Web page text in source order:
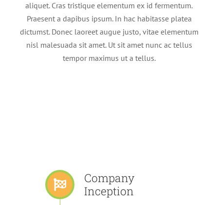
aliquet. Cras tristique elementum ex id fermentum.
Praesent a dapibus ipsum. In hac habitasse platea
dictumst. Donec laoreet augue justo, vitae elementum
nisl malesuada sit amet. Ut sit amet nunc ac tellus
tempor maximus ut a tellus.
Company
Inception